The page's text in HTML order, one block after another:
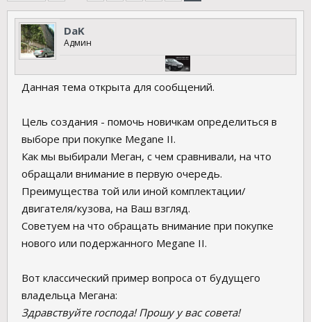
DaK
Админ
Данная тема открыта для сообщений.
Цель создания - помочь новичкам определиться в
выборе при покупке Megane II.
Как мы выбирали Меган, с чем сравнивали, на что
обращали внимание в первую очередь.
Преимущества той или иной комплектации/
двигателя/кузова, на Ваш взгляд.
Советуем на что обращать внимание при покупке
нового или подержанного Megane II.
Вот классический пример вопроса от будущего
владельца Мегана:
Здравствуйте господа! Прошу у вас совета!